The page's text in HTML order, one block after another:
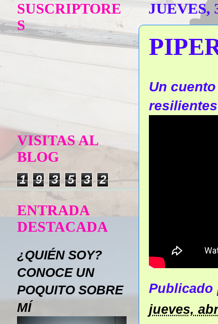
JUEVES,
Un
resilientes
jueves,
SUSCRIPTORE
S
VISITAS AL
BLOG
1 9 3 5 3 2
ENTRADA
DESTACADA
¿QUIÉN SOY?
CONOCE UN
POQUITO SOBRE
MÍ